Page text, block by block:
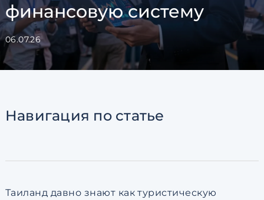
финансовую систему
06.07.26
Навигация по статье
Таиланд давно знают как туристическую
Я даю согласие на
рассылок